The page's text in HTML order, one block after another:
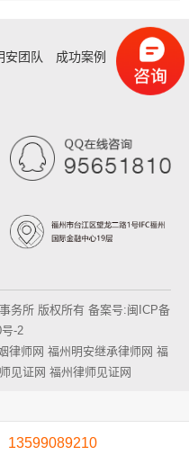
安团队 成功案例
务所 版权所有 备案号:闽ICP备
-2
律师网 福州明安继承律师网 福
见证网 福州律师见证网
13599089210